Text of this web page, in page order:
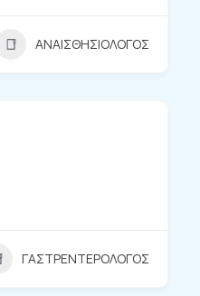
ΑΝΑΙΣΘΗΣΙΟΛΟΓΟΣ
ΓΑΣΤΡΕΝΤΕΡΟΛΟΓΟΣ